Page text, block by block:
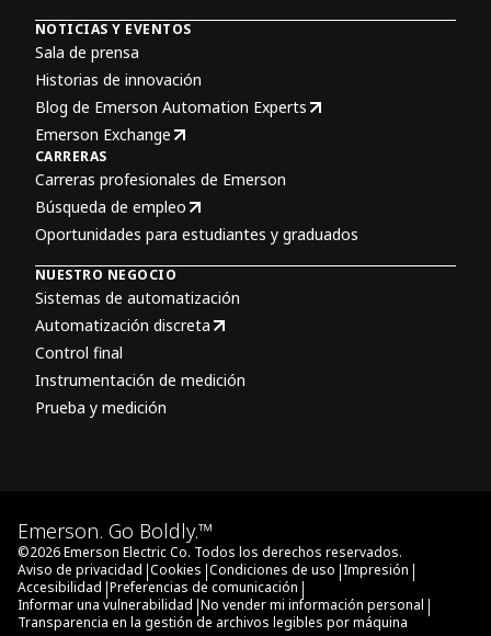
NOTICIAS Y EVENTOS
Sala de prensa
Historias de innovación
Blog de Emerson Automation Experts
Emerson Exchange
CARRERAS
Carreras profesionales de Emerson
Búsqueda de empleo
Oportunidades para estudiantes y graduados
NUESTRO NEGOCIO
Sistemas de automatización
Automatización discreta
Control final
Instrumentación de medición
Prueba y medición
Emerson. Go Boldly.™
©2026Emerson Electric Co. Todos los derechos reservados.
Aviso de privacidad |Cookies |Condiciones de uso |Impresión |
Accesibilidad |Preferencias de comunicación |
Informar una vulnerabilidad |No vender mi información personal |
Transparencia en la gestión de archivos legibles por máquina